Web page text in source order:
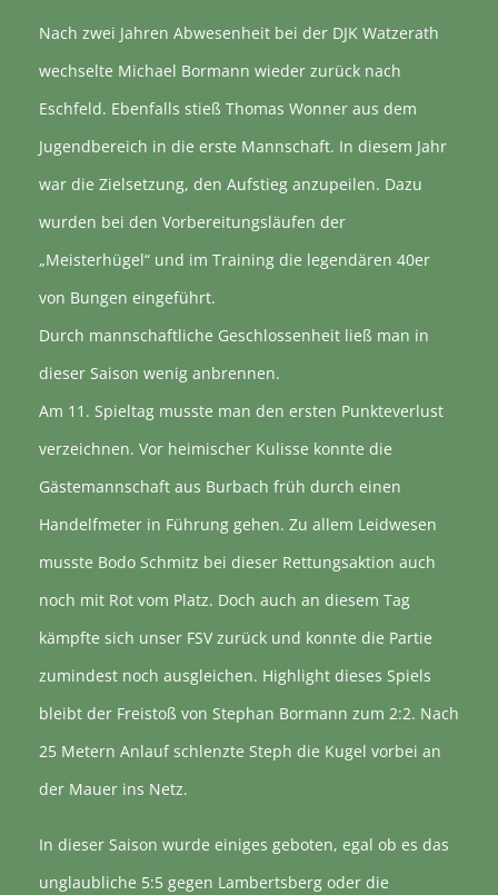
Nach zwei Jahren Abwesenheit bei der DJK Watzerath
wechselte Michael Bormann wieder zurück nach
Eschfeld. Ebenfalls stieß Thomas Wonner aus dem
Jugendbereich in die erste Mannschaft. In diesem Jahr
war die Zielsetzung, den Aufstieg anzupeilen. Dazu
wurden bei den Vorbereitungsläufen der
„Meisterhügel“ und im Training die legendären 40er
von Bungen eingeführt.
Durch mannschaftliche Geschlossenheit ließ man in
dieser Saison wenig anbrennen.
Am 11. Spieltag musste man den ersten Punkteverlust
verzeichnen. Vor heimischer Kulisse konnte die
Gästemannschaft aus Burbach früh durch einen
Handelfmeter in Führung gehen. Zu allem Leidwesen
musste Bodo Schmitz bei dieser Rettungsaktion auch
noch mit Rot vom Platz. Doch auch an diesem Tag
kämpfte sich unser FSV zurück und konnte die Partie
zumindest noch ausgleichen. Highlight dieses Spiels
bleibt der Freistoß von Stephan Bormann zum 2:2. Nach
25 Metern Anlauf schlenzte Steph die Kugel vorbei an
der Mauer ins Netz.
In dieser Saison wurde einiges geboten, egal ob es das
unglaubliche 5:5 gegen Lambertsberg oder die